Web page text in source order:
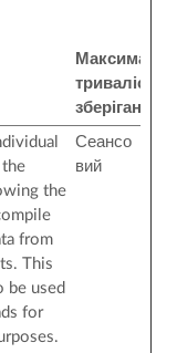
тривалість
зберігання
the
from
This
be used
for
Сеансо
вий